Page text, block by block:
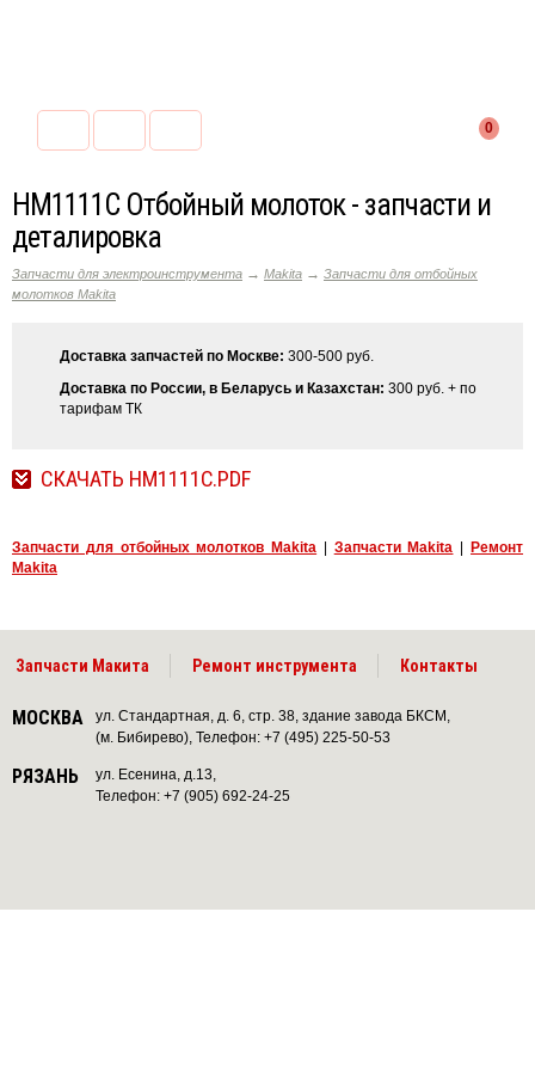
0
HM1111С Отбойный молоток - запчасти и
деталировка
Запчасти для электроинструмента → Makita → Запчасти для отбойных
молотков Makita
Доставка запчастей по Москве: 300-500 руб.
Доставка по России, в Беларусь и Казахстан: 300 руб. + по
тарифам ТК
СКАЧАТЬ HM1111C.PDF
Запчасти для отбойных молотков Makita Запчасти Makita
Ремонт
Makita
Запчасти Макита Ремонт инструмента Контакты
МОСКВА
ул. Стандартная, д. 6, стр. 38, здание завода БКСМ,
(м. Бибирево), Телефон: +7 (495) 225-50-53
РЯЗАНЬ
ул. Есенина, д.13,
Телефон: +7 (905) 692-24-25